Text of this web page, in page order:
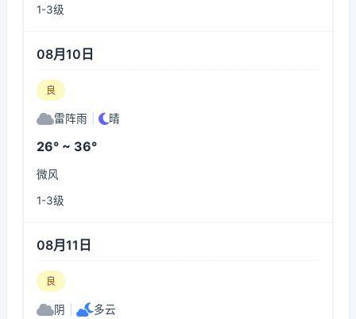
1-3级
08月10日
良
雷阵雨 晴
26° ~ 36°
微风
1-3级
08月11日
良
阴 多云